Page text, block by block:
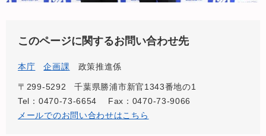
このページに関するお問い合わせ先
本庁 企画課 政策推進係
〒299-5292
千葉県勝浦市新官1343番地の1
Tel：0470-73-6654
Fax：0470-73-9066
メールでのお問い合わせはこちら